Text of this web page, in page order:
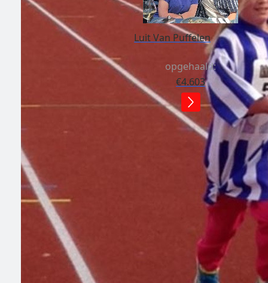
Luit Van Puffelen
opgehaald:
€4.603